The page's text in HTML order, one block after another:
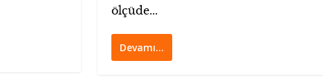
ölçüde...
Devamı…